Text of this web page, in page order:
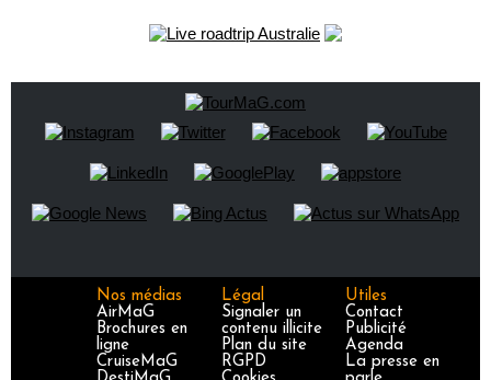
Nos médias
AirMaG
Brochures en
ligne
CruiseMaG
Légal
Signaler un
contenu illicite
Plan du site
RGPD
Utiles
Contact
Publicité
Agenda
La presse en